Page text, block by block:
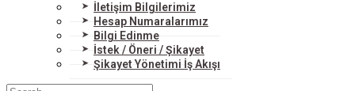
İletişim Bilgilerimiz
Hesap Numaralarımız
Bilgi Edinme
İstek / Öneri / Şikayet
Şikayet Yönetimi İş Akışı